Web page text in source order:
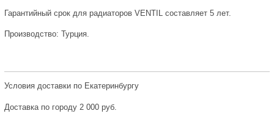
Гарантийный срок для радиаторов VENTIL составляет 5 лет.
Производство: Турция.
Условия доставки по Екатеринбургу
Доставка по городу 2 000 руб.